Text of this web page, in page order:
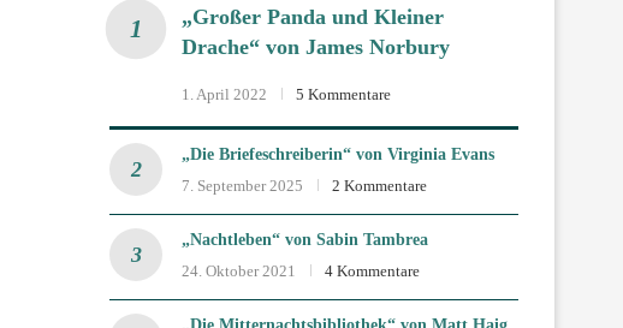
„Großer Panda und Kleiner
Drache“ von James Norbury
1. April 2022 5 Kommentare
„Die Briefeschreiberin“ von Virginia Evans
7. September 2025
2 Kommentare
„Nachtleben“ von Sabin Tambrea
24. Oktober 2021
4 Kommentare